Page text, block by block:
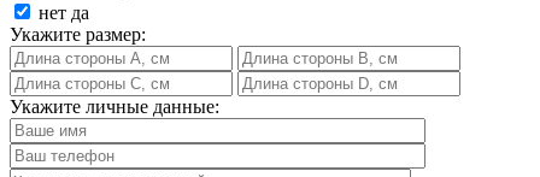
нет да
Укажите размер:
Укажите личные данные: